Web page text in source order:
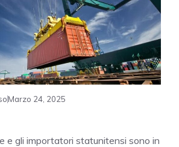
Marzo 24, 2025
e gli importatori statunitensi sono in